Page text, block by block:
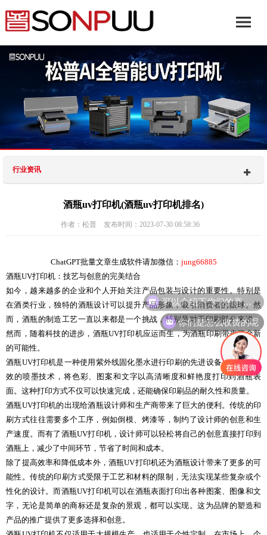
行业资讯
酒瓶uv打印机(酒瓶uv打印机排名)
作者：松普 发布时间：2023-07-30 08:58:36
ChatGPT批量文章生成软件请加微信： jung66885
酒瓶UV打印机：技艺与创意的完美结合
如今，越来越多的企业和个人开始关注产品包装与设计的重要性。特别是
在酒类行业，独特的酒瓶设计可以提升产品形象，吸引消费者的眼球。然
而，酒瓶的制造工艺一直以来都是一个挑战，特别是对于印刷部分来说。
然而，随着科技的进步，酒瓶UV打印机应运而生，为酒瓶印刷带来了全新
的可能性。
酒瓶UV打印机是一种使用紫外线固化墨水进行印刷的先进设备。它通过高
效的喷墨技术，将色彩、图案和文字以高清晰度和鲜艳度打印到酒瓶表
面。这种打印方式不仅可以快速完成，还能确保印刷品的耐久性和质量。
酒瓶UV打印机的出现给酒瓶设计师和生产商带来了巨大的便利。传统的印
刷方式往往需要多个工序，例如倒模、烤漆等，制约了设计师的创意和生
产速度。而有了酒瓶UV打印机，设计师可以轻松将自己的创意直接打印到
酒瓶上，减少了中间环节，节省了时间和成本。
除了提高效率和降低成本外，酒瓶UV打印机还为酒瓶设计带来了更多的可
能性。传统的印刷方式受限于工艺和材料的限制，无法实现某些复杂或个
性化的设计。而酒瓶UV打印机可以在酒瓶表面打印出各种图案、图像和文
字，无论是简单的商标还是复杂的景观，都可以实现。这为品牌的塑造和
产品的推广提供了更多选择和创意。
可以介绍下你们的产品么
你们是怎么收费的呢